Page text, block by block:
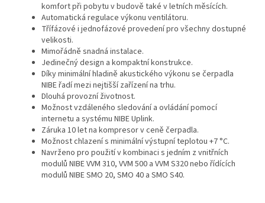
komfort při pobytu v budově také v letních měsících.
Automatická regulace výkonu ventilátoru.
Třífázové i jednofázové provedení pro všechny dostupné
velikosti.
Mimořádně snadná instalace.
Jedinečný design a kompaktní konstrukce.
Díky minimální hladině akustického výkonu se čerpadla
NIBE řadí mezi nejtišší zařízení na trhu.
Dlouhá provozní životnost.
Možnost vzdáleného sledování a ovládání pomocí
internetu a systému NIBE Uplink.
Záruka 10 let na kompresor v ceně čerpadla.
Možnost chlazení s minimální výstupní teplotou +7 °C.
Navrženo pro použití v kombinaci s jedním z vnitřních
modulů NIBE VVM 310, VVM 500 a VVM S320 nebo řídících
modulů NIBE SMO 20, SMO 40 a SMO S40.